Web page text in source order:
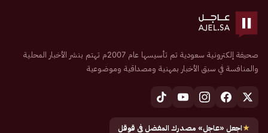
صحيفة إلكترونية سعودية تم تأسيسها عام 2007م تهتم بنشر الأخبار المحلية
والمنافسة في سبق الأخبار بمهنية ومصداقية وموضوعية
★اجعل «عاجل» مصدرك المفضل في قوقل